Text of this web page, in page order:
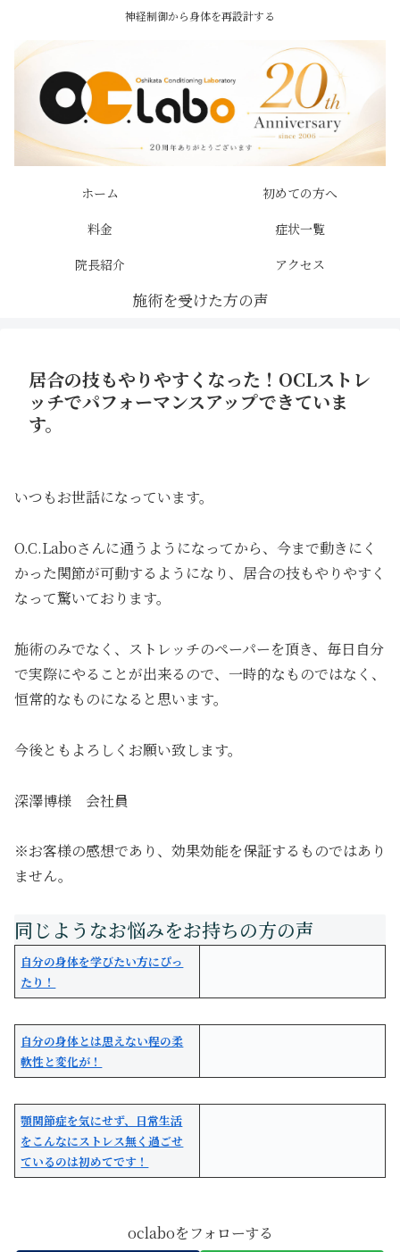
神経制御から身体を再設計する
ホーム
初めての方へ
料金
症状一覧
院長紹介
アクセス
居合の技もやりやすくなった！OCLストレ
ッチでパフォーマンスアップできていま
す。
いつもお世話になっています。
O.C.Laboさんに通うようになってから、今まで動きにく
かった関節が可動するようになり、居合の技もやりやすく
なって驚いております。
施術のみでなく、ストレッチのペーパーを頂き、毎日自分
で実際にやることが出来るので、一時的なものではなく、
恒常的なものになると思います。
今後ともよろしくお願い致します。
深澤博様 会社員
※お客様の感想であり、効果効能を保証するものではあり
ません。
自分の身体を学びたい方にぴっ
たり！
自分の身体とは思えない程の柔
軟性と変化が！
顎関節症を気にせず、日常生活
をこんなにストレス無く過ごせ
ているのは初めてです！
oclaboをフォローする